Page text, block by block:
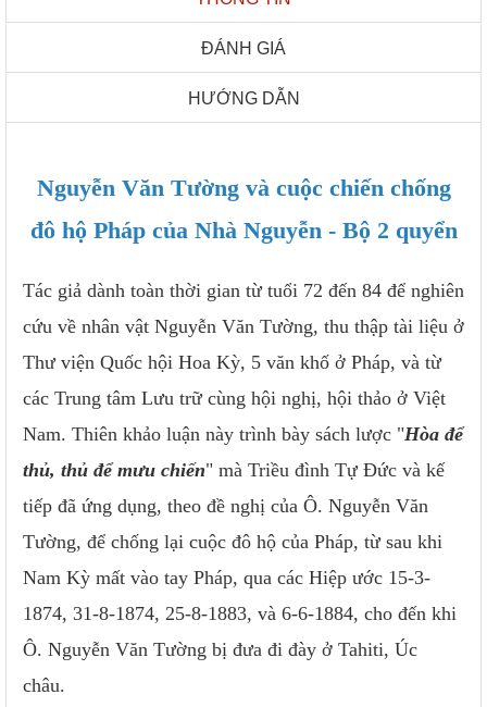
ĐÁNH GIÁ
HƯỚNG DẪN
Nguyễn Văn Tường và cuộc chiến chống
đô hộ Pháp của Nhà Nguyễn - Bộ 2 quyển
Tác giả dành toàn thời gian từ tuổi 72 đến 84 để nghiên
cứu về nhân vật Nguyễn Văn Tường, thu thập tài liệu ở
Thư viện Quốc hội Hoa Kỳ, 5 văn khố ở Pháp, và từ
các Trung tâm Lưu trữ cùng hội nghị, hội thảo ở Việt
Nam. Thiên khảo luận này trình bày sách lược "Hòa để
thủ, thủ để mưu chiến" mà Triều đình Tự Đức và kế
tiếp đã ứng dụng, theo đề nghị của Ô. Nguyễn Văn
Tường, để chống lại cuộc đô hộ của Pháp, từ sau khi
Nam Kỳ mất vào tay Pháp, qua các Hiệp ước 15-3-
1874, 31-8-1874, 25-8-1883, và 6-6-1884, cho đến khi
Ô. Nguyễn Văn Tường bị đưa đi đày ở Tahiti, Úc
châu.